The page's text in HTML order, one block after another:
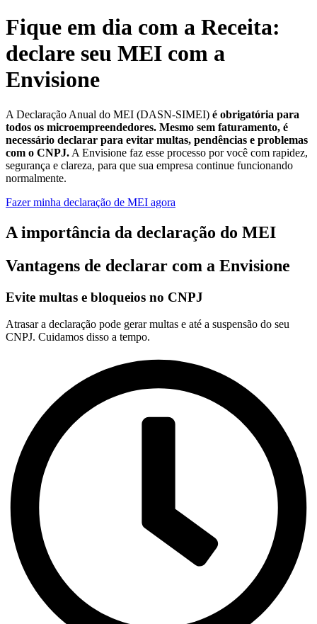
Fique em dia com a Receita:
declare seu MEI com a
Envisione
A Declaração Anual do MEI (DASN-SIMEI) é obrigatória para
todos os microempreendedores. Mesmo sem faturamento, é
necessário declarar para evitar multas, pendências e problemas
com o CNPJ. A Envisione faz esse processo por você com rapidez,
segurança e clareza, para que sua empresa continue funcionando
normalmente.
Fazer minha declaração de MEI agora
A importância da declaração do MEI
Vantagens de declarar com a Envisione
Evite multas e bloqueios no CNPJ
Atrasar a declaração pode gerar multas e até a suspensão do seu
CNPJ. Cuidamos disso a tempo.